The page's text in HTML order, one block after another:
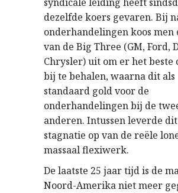
dezelfde koers gevaren. Bij
onderhandelingen koos men
van de Big Three (GM, Ford,
Chrysler) uit om er het beste
bij te behalen, waarna dit als
standaard gold voor de
onderhandelingen bij de
anderen. Intussen leverde
stagnatie op van de reële
massaal flexiwerk.
De laatste 25 jaar tijd is de
Noord-Amerika niet meer